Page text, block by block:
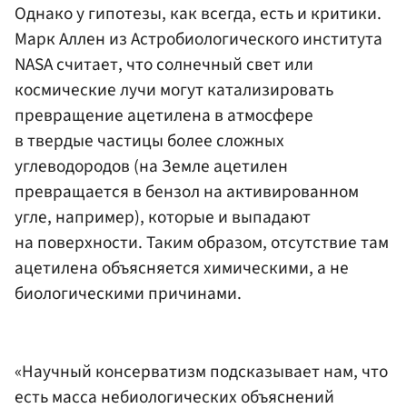
Однако у гипотезы, как всегда, есть и критики.
Марк Аллен из Астробиологического института
NASA считает, что солнечный свет или
космические лучи могут катализировать
превращение ацетилена в атмосфере
в твердые частицы более сложных
углеводородов (на Земле ацетилен
превращается в бензол на активированном
угле, например), которые и выпадают
на поверхности. Таким образом, отсутствие там
ацетилена объясняется химическими, а не
биологическими причинами.
«Научный консерватизм подсказывает нам, что
есть масса небиологических объяснений